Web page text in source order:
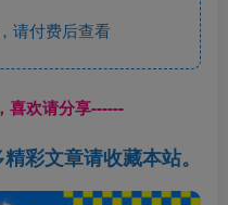
请付费后查看
喜欢请分享------
彩文章请收藏本站。